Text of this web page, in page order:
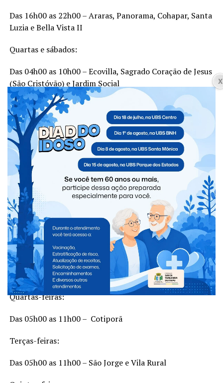
Das 16h00 as 22h00 –Araras, Panorama, Cohapar, Santa
LuziaeBellaVista II
Quartas e sábados:
Das 04h00 as 10h00 –Ecovilla, Sagrado Coração de Jesus
(São Cristóvão) eJardim Social
Das 06h00 as 12h00 –
Cataratas II,Bella
Vista I,BellaVista III
Das 16h00 as 22h00 – Jardim Mariana, Paraguaçu, São
Francisco, Santa Ana, Alto da Boa Vista, Alto da Boa
Vista II,
ndustrial,GuanabaraeSão Vicente
Segundas, quartas e sextas:
Das 05h00 as 11h00 –
da Avenida Willy Barth
até a Rua Castro Alvese da Rua Marechal Cândido
Rondon até a Avenida Iguaçu) eCacic
Segundas e sextas:
Das 05h00 as 11h00 –Cacic
Quartas-feiras:
Das 05h00 as 11h00 – Cotiporã
Terças-feiras:
Das 05h00 as 11h00 – São Jorge e Vila Rural